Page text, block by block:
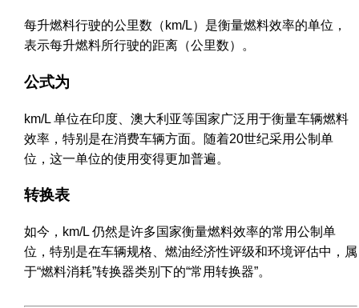
每升燃料行驶的公里数（km/L）是衡量燃料效率的单位，
表示每升燃料所行驶的距离（公里数）。
公式为
km/L 单位在印度、澳大利亚等国家广泛用于衡量车辆燃料
效率，特别是在消费车辆方面。随着20世纪采用公制单
位，这一单位的使用变得更加普遍。
转换表
如今，km/L 仍然是许多国家衡量燃料效率的常用公制单
位，特别是在车辆规格、燃油经济性评级和环境评估中，属
于“燃料消耗”转换器类别下的“常用转换器”。